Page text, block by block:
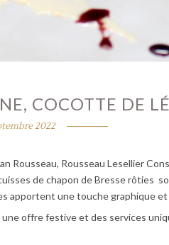
COCOTTE DE
2022
Rousseau, Rousseau Lesellier
de chapon de Bresse rôties
apportent une touche graphique et
une offre festive et des services